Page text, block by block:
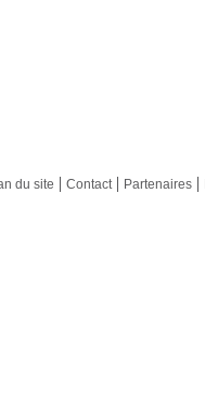
Partenaires
Contact
du site